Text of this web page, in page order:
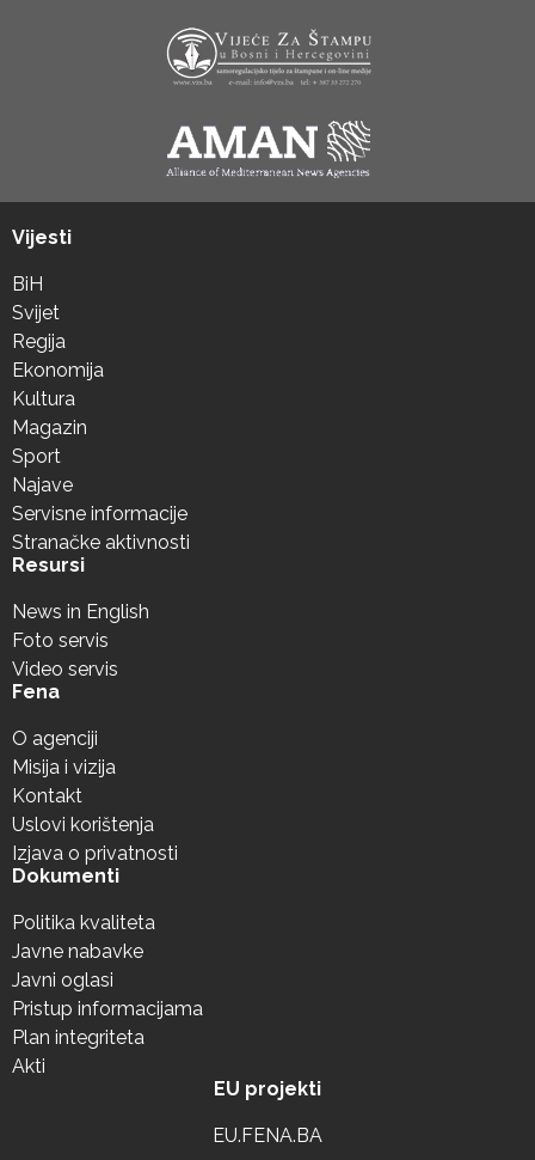
Vijesti
BiH
Svijet
Regija
Ekonomija
Kultura
Magazin
Sport
Najave
Servisne informacije
Stranačke aktivnosti
Resursi
News in English
Foto servis
Video servis
Fena
O agenciji
Misija i vizija
Kontakt
Uslovi korištenja
Izjava o privatnosti
Dokumenti
Politika kvaliteta
Javne nabavke
Javni oglasi
Pristup informacijama
Plan integriteta
Akti
EU projekti
EU.FENA.BA